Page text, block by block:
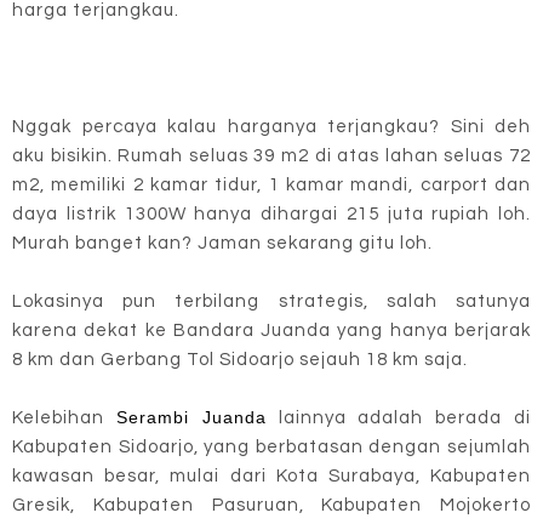
harga terjangkau.
Nggak percaya kalau harganya terjangkau? Sini deh
aku bisikin. Rumah seluas 39 m2 di atas lahan seluas 72
m2, memiliki 2 kamar tidur, 1 kamar mandi, carport dan
daya listrik 1300W hanya dihargai 215 juta rupiah loh.
Murah banget kan? Jaman sekarang gitu loh.
Lokasinya pun terbilang strategis, salah satunya
karena dekat ke Bandara Juanda yang hanya berjarak
8 km dan Gerbang Tol Sidoarjo sejauh 18 km saja.
Kelebihan Serambi Juanda lainnya adalah berada di
Kabupaten Sidoarjo, yang berbatasan dengan sejumlah
kawasan besar, mulai dari Kota Surabaya, Kabupaten
Gresik, Kabupaten Pasuruan, Kabupaten Mojokerto